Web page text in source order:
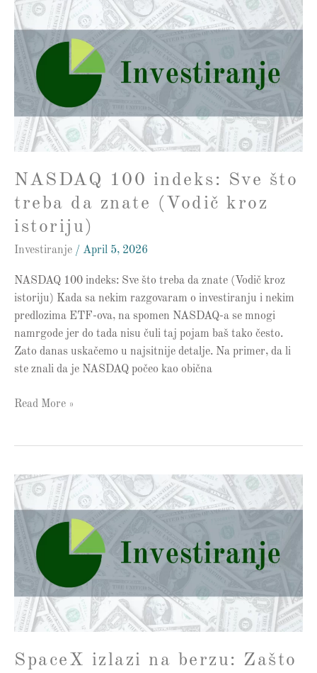
NASDAQ 100 indeks: Sve što
treba da znate (Vodič kroz
istoriju)
Investiranje / April 5, 2026
NASDAQ 100 indeks: Sve što treba da znate (Vodič kroz
istoriju) Kada sa nekim razgovaram o investiranju i nekim
predlozima ETF-ova, na spomen NASDAQ-a se mnogi
namrgode jer do tada nisu čuli taj pojam baš tako često.
Zato danas uskačemo u najsitnije detalje. Na primer, da li
ste znali da je NASDAQ počeo kao obična
NASDAQ
100
treba
znate
(Vodič
istoriju)
Read More »
SpaceX izlazi na berzu: Zašto
SpaceX
izlazi
berzu:
Zašto
NASDAQ
pasti?